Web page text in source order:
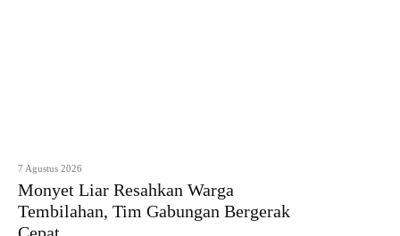
7 Agustus 2026
Monyet Liar Resahkan Warga
Tembilahan, Tim Gabungan Bergerak